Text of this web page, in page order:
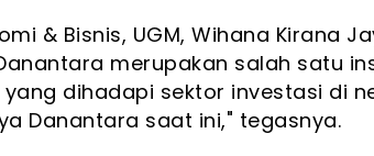
& Bisnis, UGM, Wihana Kirana
merupakan salah satu
dihadapi sektor investasi di
Danantara saat ini," tegasnya.